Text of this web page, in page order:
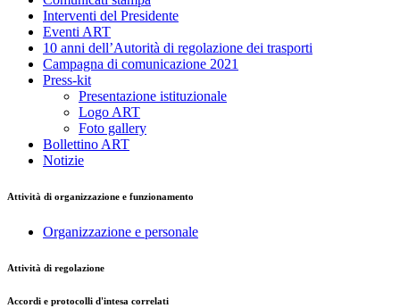
Interventi del Presidente
Eventi ART
10 anni dell’Autorità di regolazione dei trasporti
Campagna di comunicazione 2021
Press-kit
Presentazione istituzionale
Logo ART
Foto gallery
Bollettino ART
Notizie
Attività di organizzazione e funzionamento
Organizzazione e personale
Attività di regolazione
Accordi e protocolli d'intesa correlati